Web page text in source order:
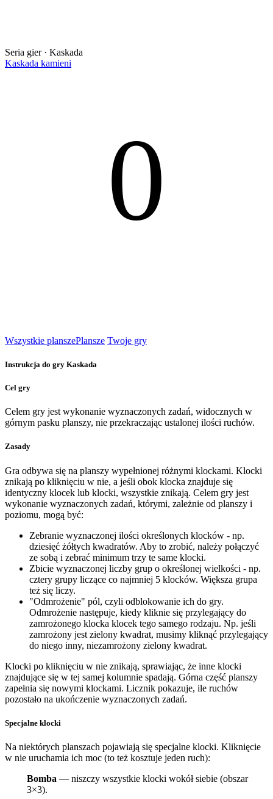
Seria gier · Kaskada
Kaskada kamieni
0
Wszystkie planszePlansze Twoje gry
Instrukcja do gry Kaskada
Cel gry
Celem gry jest wykonanie wyznaczonych zadań, widocznych w
górnym pasku planszy, nie przekraczając ustalonej ilości ruchów.
Zasady
Gra odbywa się na planszy wypełnionej różnymi klockami. Klocki
znikają po kliknięciu w nie, a jeśli obok klocka znajduje się
identyczny klocek lub klocki, wszystkie znikają. Celem gry jest
wykonanie wyznaczonych zadań, którymi, zależnie od planszy i
poziomu, mogą być:
Zebranie wyznaczonej ilości określonych klocków - np.
dziesięć żółtych kwadratów. Aby to zrobić, należy połączyć
ze sobą i zebrać minimum trzy te same klocki.
Zbicie wyznaczonej liczby grup o określonej wielkości - np.
cztery grupy liczące co najmniej 5 klocków. Większa grupa
też się liczy.
"Odmrożenie" pól, czyli odblokowanie ich do gry.
Odmrożenie następuje, kiedy kliknie się przylegający do
zamrożonego klocka klocek tego samego rodzaju. Np. jeśli
zamrożony jest zielony kwadrat, musimy kliknąć przylegający
do niego inny, niezamrożony zielony kwadrat.
Klocki po kliknięciu w nie znikają, sprawiając, że inne klocki
znajdujące się w tej samej kolumnie spadają. Górna część planszy
zapełnia się nowymi klockami. Licznik pokazuje, ile ruchów
pozostało na ukończenie wyznaczonych zadań.
Specjalne klocki
Na niektórych planszach pojawiają się specjalne klocki. Kliknięcie
w nie uruchamia ich moc (to też kosztuje jeden ruch):
Bomba — niszczy wszystkie klocki wokół siebie (obszar
3×3).